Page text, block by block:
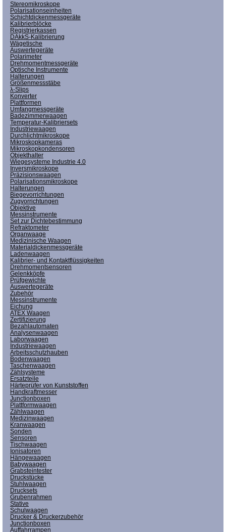
Stereomikroskope
Polarisationseinheiten
Schichtdickenmessgeräte
Kalibrierblöcke
Registrierkassen
DAkkS-Kalibrierung
Wägetische
Auswertegeräte
Polarimeter
Drehmomentmessgeräte
Optische Instrumente
Halterungen
Größenmessstäbe
λ-Slips
Konverter
Plattformen
Umfangmessgeräte
Badezimmerwaagen
Temperatur-Kalibriersets
Industriewaagen
Durchlichtmikroskope
Mikroskopkameras
Mikroskopkondensoren
Objekthalter
Wiegesysteme Industrie 4.0
Inversmikroskope
Präzisionswaagen
Polarisationsmikroskope
Halterungen
Biegevorrichtungen
Zugvorrichtungen
Objektive
Messinstrumente
Set zur Dichtebestimmung
Refraktometer
Organwaage
Medizinische Waagen
Materialdickenmessgeräte
Ladenwaagen
Kalibrier- und Kontaktflüssigkeiten
Drehmomentsensoren
Gelenkköpfe
Prüfgewichte
Auswertegeräte
Zubehör
Messinstrumente
Eichung
ATEX Waagen
Zertifizierung
Bezahlautomaten
Analysenwaagen
Laborwaagen
Industriewaagen
Arbeitsschutzhauben
Bodenwaagen
Taschenwaagen
Zählsysteme
Ersatzteile
Härteprüfer von Kunststoffen
Handkraftmesser
Junctionboxen
Plattformwaagen
Zählwaagen
Medizinwaagen
Kranwaagen
Sonden
Sensoren
Tischwaagen
Ionisatoren
Hängewaagen
Babywaagen
Grabsteintester
Druckstücke
Stuhlwaagen
Drucksets
Grubenrahmen
Stative
Schulwaagen
Drucker & Druckerzubehör
Junctionboxen
Auffahrrampen